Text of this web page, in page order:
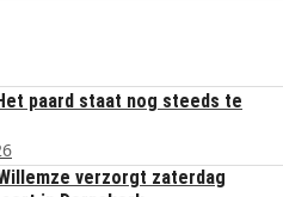
paard staat nog steeds te
verzorgt zaterdag